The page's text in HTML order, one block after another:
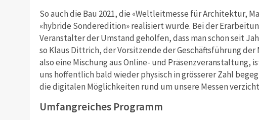
So auch die Bau 2021, die «Weltleitmesse für Architektur,
«hybride Sonderedition» realisiert wurde. Bei der
Veranstalter der Umstand geholfen, dass man schon seit
so Klaus Dittrich, der Vorsitzende der Geschäftsführung der
also eine Mischung aus Online- und Präsenzveranstaltung,
uns hoffentlich bald wieder physisch in grösserer Zahl
die digitalen Möglichkeiten rund um unsere Messen
Umfangreiches Programm